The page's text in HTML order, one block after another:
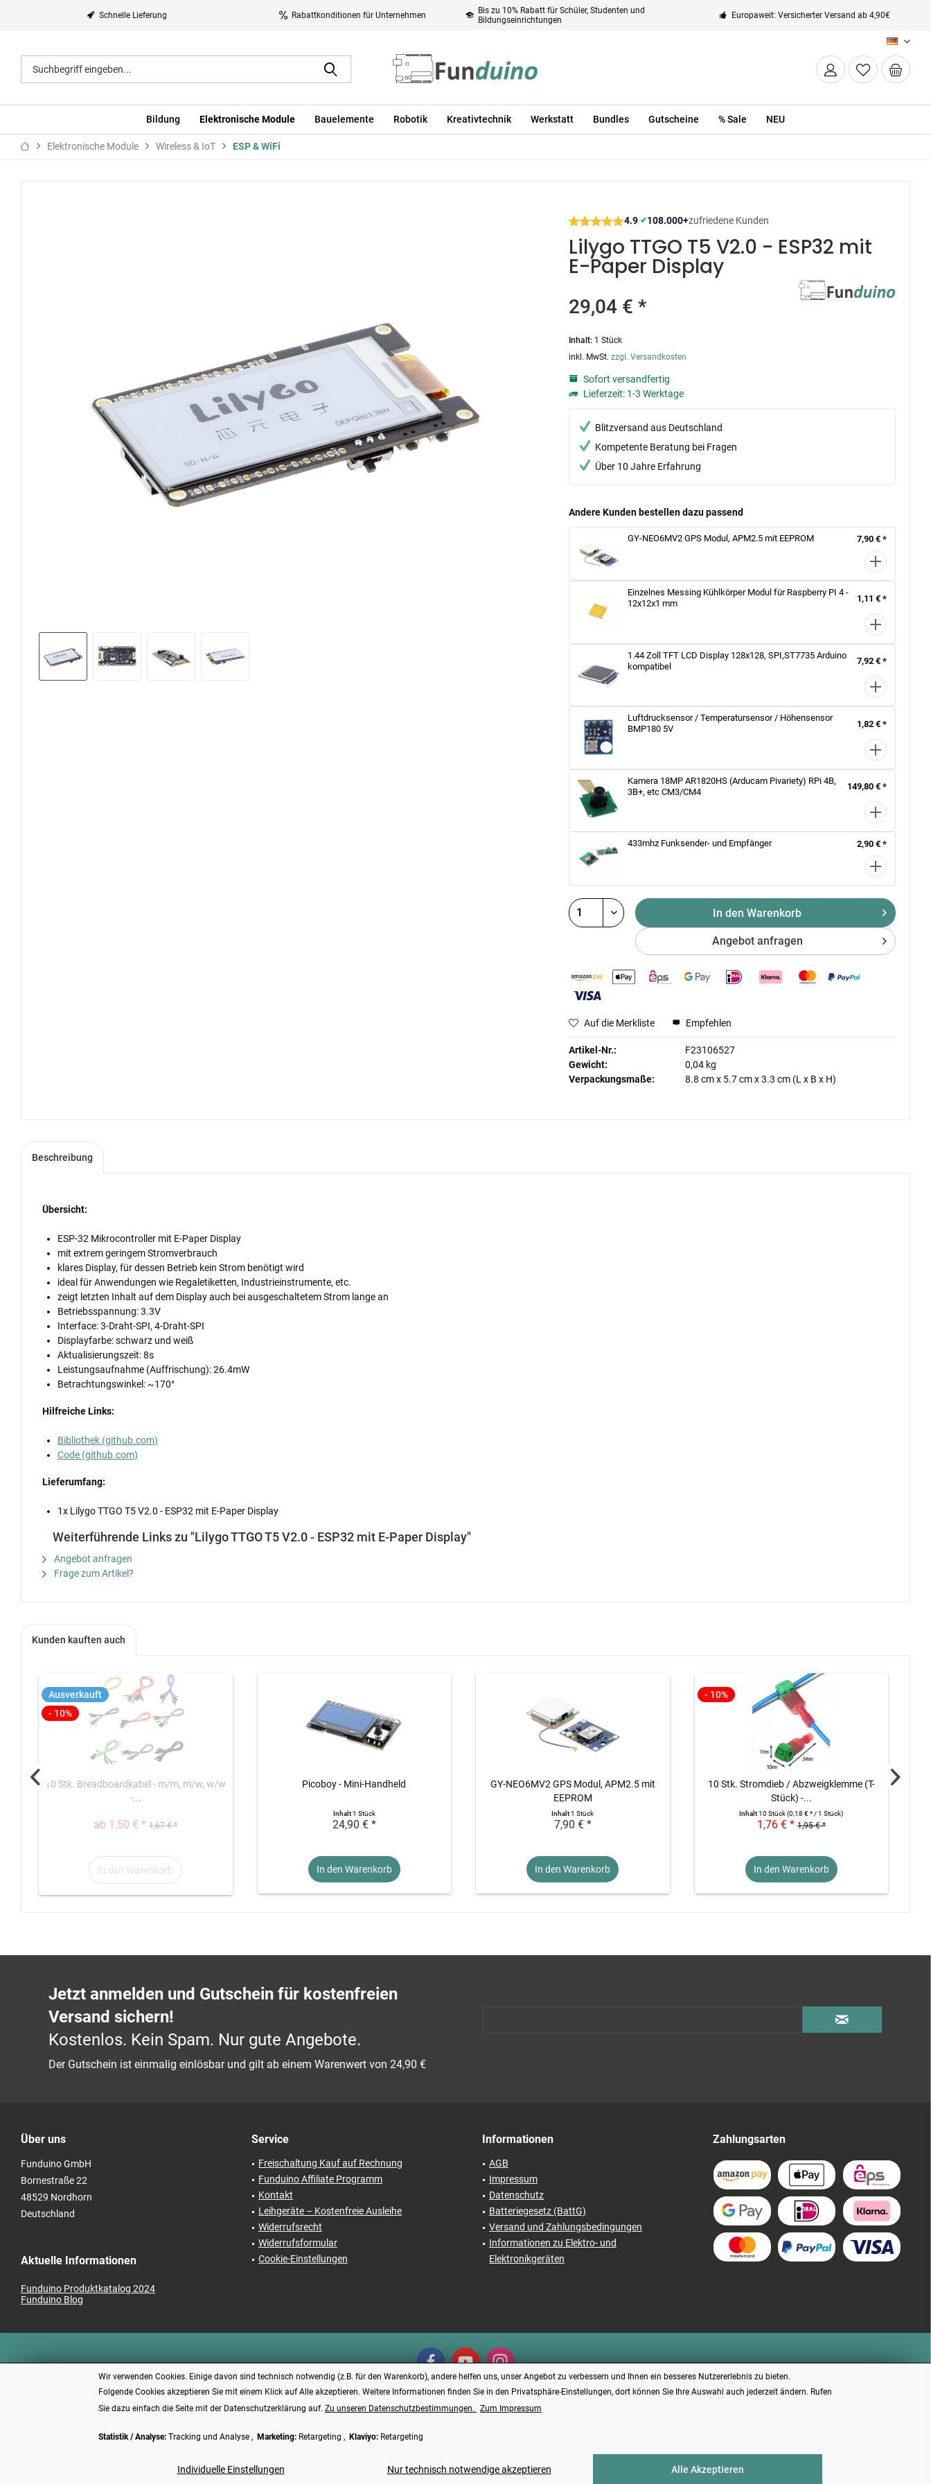
Schnelle Lieferung Rabattkonditionen für Unternehmen
Bis zu 10% Rabatt für Schüler, Studenten und
Bildungseinrichtungen
Europaweit: Versicherter Versand ab 4,90€
DE
Bildung Elektronische Module Bauelemente Robotik Kreativtechnik Werkstatt Bundles Gutscheine % Sale NEU
Elektronische Module Wireless & IoT ESP & WiFi
4.9|✔108.000+zufriedene Kunden
Lilygo TTGO T5 V2.0 - ESP32 mit
E-Paper Display
29,04 € *
Inhalt: 1 Stück
inkl. MwSt.zzgl. Versandkosten
Sofort versandfertig
Lieferzeit: 1-3 Werktage
Blitzversand aus Deutschland
Kompetente Beratung bei Fragen
Über 10 Jahre Erfahrung
Andere Kunden bestellen dazu passend
GY-NEO6MV2 GPS Modul, APM2.5 mit EEPROM 7,90 € *
Einzelnes Messing Kühlkörper Modul für Raspberry PI 4 -
12x12x1 mm
1,11 € *
1.44 Zoll TFT LCD Display 128x128, SPI,ST7735 Arduino
kompatibel
7,92 € *
Luftdrucksensor / Temperatursensor / Höhensensor
BMP180 5V
1,82 € *
Kamera 18MP AR1820HS (Arducam Pivariety) RPi 4B,
3B+, etc CM3/CM4
149,80 € *
433mhz Funksender- und Empfänger 2,90 € *
In den Warenkorb
Angebot anfragen
Auf die Merkliste Empfehlen
Artikel-Nr.:
F23106527
Gewicht:
0,04 kg
Verpackungsmaße:
8.8 cmx 5.7 cmx3.3 cm (L x B x H)
Beschreibung
Übersicht:
ESP-32 Mikrocontroller mit E-Paper Display
mit extrem geringem Stromverbrauch
klares Display, für dessen Betrieb kein Strom benötigt wird
ideal für Anwendungen wie Regaletiketten, Industrieinstrumente, etc.
zeigt letzten Inhalt auf dem Display auch bei ausgeschaltetem Strom lange an
Betriebsspannung: 3.3V
Interface: 3-Draht-SPI, 4-Draht-SPI
Displayfarbe: schwarz und weiß
Aktualisierungszeit: 8s
Leistungsaufnahme (Auffrischung): 26.4mW
Betrachtungswinkel: ~170°
Hilfreiche Links:
Bibliothek (github.com)
Code (github.com)
Lieferumfang:
1x Lilygo TTGO T5 V2.0 - ESP32 mit E-Paper Display
Weiterführende Links zu "Lilygo TTGO T5 V2.0 - ESP32 mit E-Paper Display"
Angebot anfragen
Frage zum Artikel?
Kunden kauften auch
Ausverkauft
- 10%
10 Stk. Breadboardkabel - m/m, m/w, w/w
-...
ab 1,50 € * 1,67 € *
In den Warenkorb
Picoboy - Mini-Handheld
Inhalt1 Stück
24,90 € *
In den Warenkorb
GY-NEO6MV2 GPS Modul, APM2.5 mit
EEPROM
Inhalt1 Stück
7,90 € *
In den Warenkorb
- 10%
10 Stk. Stromdieb / Abzweigklemme (T-
Stück) -...
Inhalt10 Stück(0,18 € * / 1 Stück)
1,76 € * 1,95 € *
In den Warenkorb
Jetzt anmelden und Gutschein für kostenfreien
Versand sichern!
Kostenlos. Kein Spam. Nur gute Angebote.
Der Gutschein ist einmalig einlösbar und gilt ab einem Warenwert von 24,90 €
Über uns
Funduino GmbH
Bornestraße 22
48529 Nordhorn
Deutschland
Aktuelle Informationen
Funduino Produktkatalog 2024
Funduino Blog
Service
Freischaltung Kauf auf Rechnung
Funduino Affiliate Programm
Kontakt
Leihgeräte – Kostenfreie Ausleihe
Widerrufsrecht
Widerrufsformular
Cookie-Einstellungen
Informationen
AGB
Impressum
Datenschutz
Batteriegesetz (BattG)
Versand und Zahlungsbedingungen
Informationen zu Elektro- und
Elektronikgeräten
Zahlungsarten
* Alle Preise verstehen sich inkl. Mehrwertsteuer und
Wir verwenden Cookies. Einige davon sind technisch notwendig (z.B. für den Warenkorb), andere helfen uns, unser Angebot zu verbessern und Ihnen ein besseres Nutzererlebnis zu bieten.
Folgende Cookies akzeptieren Sie mit einem Klick auf Alle akzeptieren. Weitere Informationen finden Sie in den Privatsphäre-Einstellungen, dort können Sie Ihre Auswahl auch jederzeit ändern. Rufen
Sie dazu einfach die Seite mit der Datenschutzerklärung auf. Zu unseren Datenschutzbestimmungen. Zum Impressum
Statistik / Analyse: Tracking und Analyse , Marketing: Retargeting , Klaviyo: Retargeting
Individuelle Einstellungen Nur technisch notwendige akzeptieren Alle Akzeptieren